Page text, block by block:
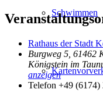
Schwimmen
Rathaus der Stadt
Burgweg 5, 61462
Königstein im
anzeigen
Telefon +49 (6174)